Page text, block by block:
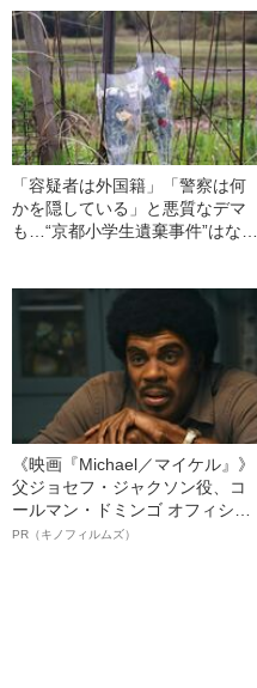
す〉《週刊文春が証拠メッセー
ジを入手》
「容疑者は外国籍」「警察は何
かを隠している」と悪質なデマ
も…“京都小学生遺棄事件”はなぜ
《映画『Michael／マイケル』》
父ジョセフ・ジャクソン役、コ
ールマン・ドミンゴ オフィシャ
ルインタビュー“観客を魅了した
PR（キノフィルムズ）